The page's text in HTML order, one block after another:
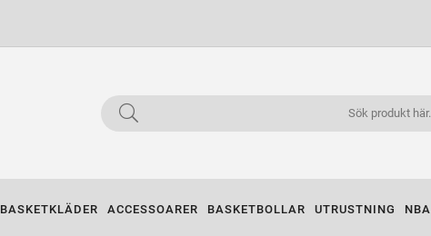
BASKETKLÄDER ACCESSOARER BASKETBOLLAR UTRUSTNING NBA